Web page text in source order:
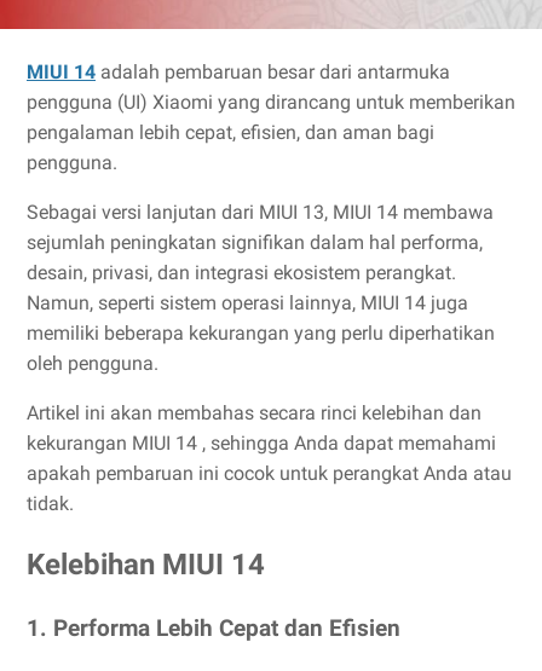
MIUI 14 adalah pembaruan besar dari antarmuka
pengguna (UI) Xiaomi yang dirancang untuk memberikan
pengalaman lebih cepat, efisien, dan aman bagi
pengguna.
Sebagai versi lanjutan dari MIUI 13, MIUI 14 membawa
sejumlah peningkatan signifikan dalam hal performa,
desain, privasi, dan integrasi ekosistem perangkat.
Namun, seperti sistem operasi lainnya, MIUI 14 juga
memiliki beberapa kekurangan yang perlu diperhatikan
oleh pengguna.
Artikel ini akan membahas secara rinci kelebihan dan
kekurangan MIUI 14 , sehingga Anda dapat memahami
apakah pembaruan ini cocok untuk perangkat Anda atau
tidak.
Kelebihan MIUI 14
1. Performa Lebih Cepat dan Efisien